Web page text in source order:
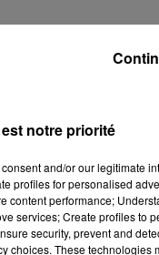
notre priorité
and/or our legitimate
profiles for personalised
content performance;
services; Create profiles to
security, prevent and
choices. These technologies